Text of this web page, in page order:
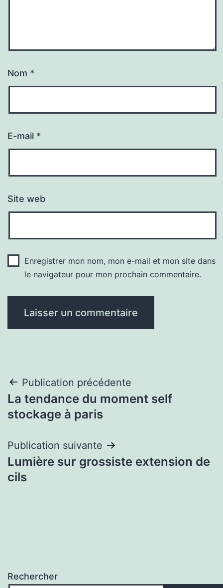
Nom *
E-mail *
Site web
Enregistrer mon nom, mon e-mail et mon site dans
le navigateur pour mon prochain commentaire.
Navigation
de
Publication précédente
La tendance du moment self
stockage à paris
Publication suivante
Lumière sur grossiste extension de
cils
Rechercher